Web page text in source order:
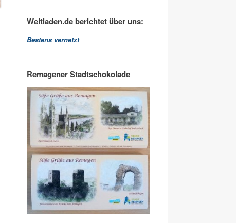
Weltladen.de berichtet über uns:
Bestens vernetzt
Remagener Stadtschokolade